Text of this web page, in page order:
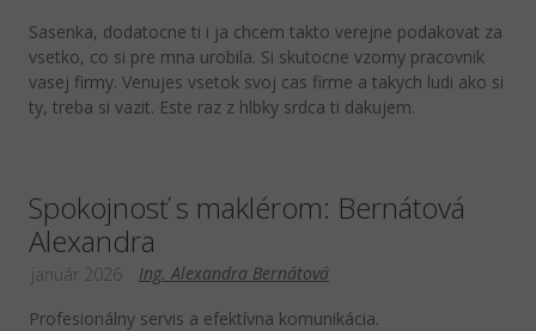
Sasenka, dodatocne ti i ja chcem takto verejne podakovat za
vsetko, co si pre mna urobila. Si skutocne vzorny pracovnik
vasej firmy. Venujes vsetok svoj cas firme a takych ludi ako si
ty, treba si vazit. Este raz z hlbky srdca ti dakujem.
Spokojnosť s maklérom: Bernátová
Alexandra
Ing. Alexandra Bernátová
január 2026
Profesionálny servis a efektívna komunikácia.